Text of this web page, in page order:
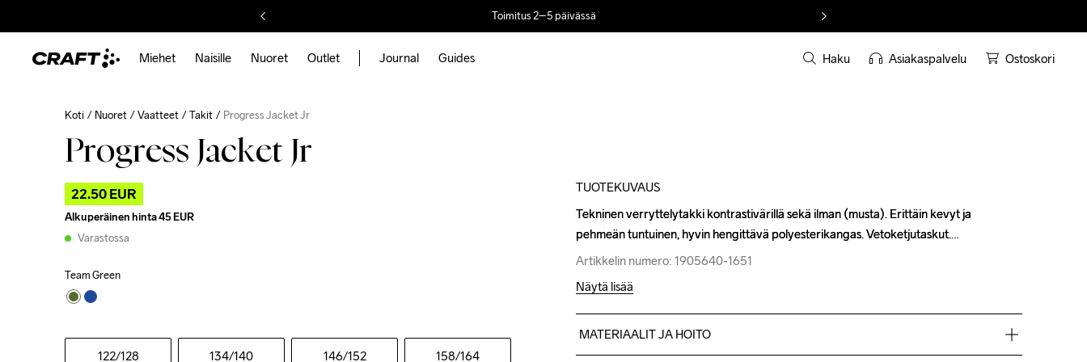
Toimitus 2–5 päivässä
Miehet Naisille Nuoret Outlet Journal Guides Haku Asiakaspalvelu Ostoskori
Koti Nuoret Vaatteet Takit Progress Jacket Jr
Progress Jacket Jr
22.50 EUR
Alkuperäinen hinta45 EUR
Varastossa
Team Green
122/128 134/140 146/152 158/164
TUOTEKUVAUS
Tekninen verryttelytakki kontrastivärillä sekä ilman (musta). Erittäin kevyt ja
pehmeän tuntuinen, hyvin hengittävä polyesterikangas. Vetoketjutaskut.
Artikkelin numero: 1905640-1651
Tekninen verryttelytakki kontrastivärillä sekä ilman (musta). Erittäin kevyt ja
pehmeän tuntuinen, hyvin hengittävä polyesterikangas. Vetoketjutaskut.
Artikkelin numero: 1905640-1651
Näytä lisää
MATERIAALIT JA HOITO